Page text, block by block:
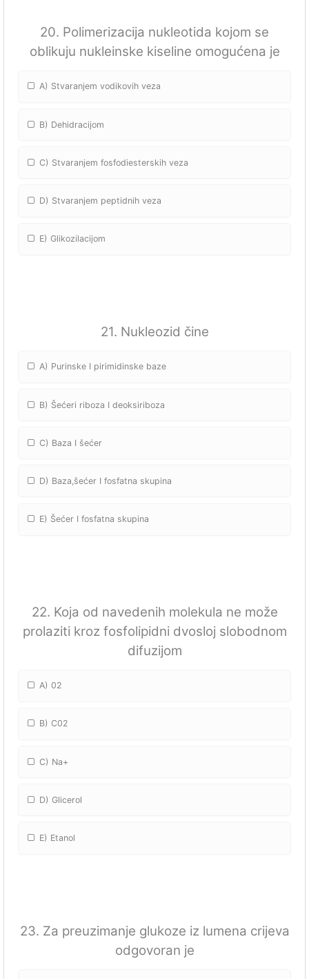
20. Polimerizacija nukleotida kojom se
oblikuju nukleinske kiseline omogućena je
A) Stvaranjem vodikovih veza
B) Dehidracijom
C) Stvaranjem fosfodiesterskih veza
D) Stvaranjem peptidnih veza
E) Glikozilacijom
21. Nukleozid čine
A) Purinske I pirimidinske baze
B) Šećeri riboza I deoksiriboza
C) Baza I šećer
D) Baza,šećer I fosfatna skupina
E) Šećer I fosfatna skupina
22. Koja od navedenih molekula ne može
prolaziti kroz fosfolipidni dvosloj slobodnom
difuzijom
A) 02
B) C02
C) Na+
D) Glicerol
E) Etanol
23. Za preuzimanje glukoze iz lumena crijeva
odgovoran je